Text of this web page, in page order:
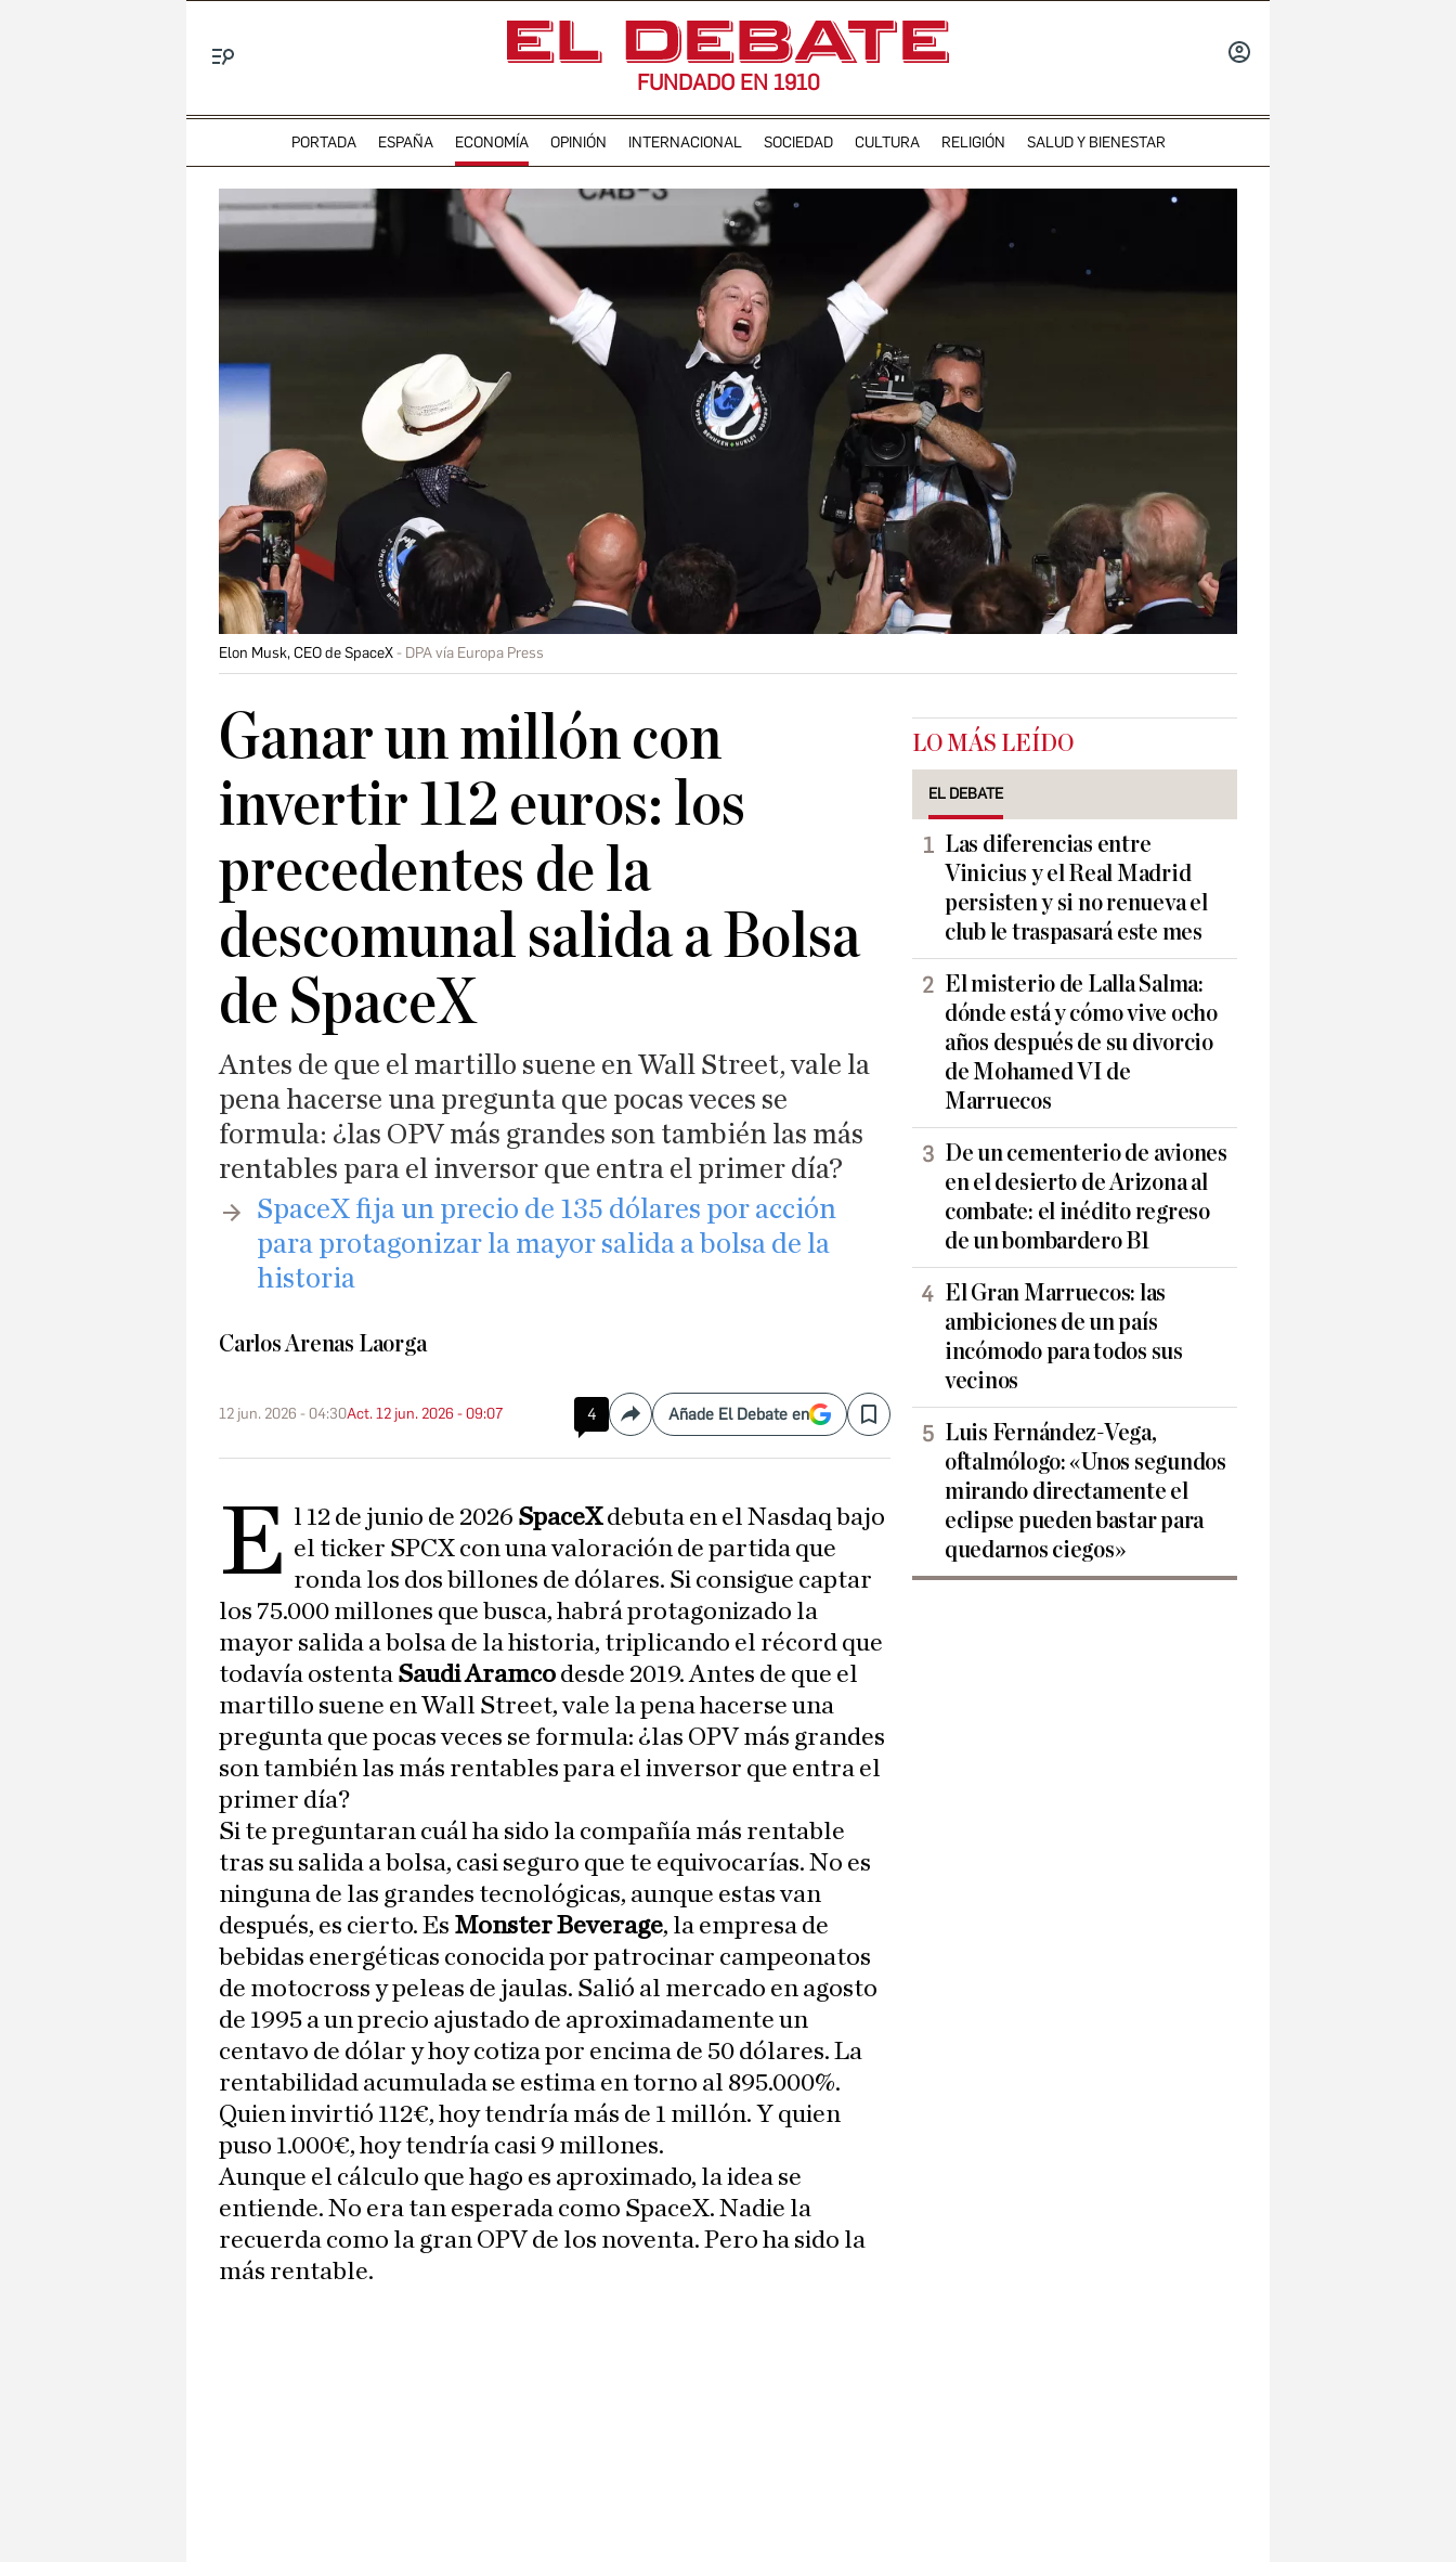
FUNDADO EN 1910
PORTADA ESPAÑA ECONOMÍA OPINIÓN INTERNACIONAL SOCIEDAD CULTURA RELIGIÓN SALUD Y BIENESTAR
Elon Musk, CEO de SpaceX DPA vía Europa Press
Ganar un millón con
invertir 112 euros: los
precedentes de la
descomunal salida a Bolsa
de SpaceX
Antes de que el martillo suene en Wall Street, vale la
pena hacerse una pregunta que pocas veces se
formula: ¿las OPV más grandes son también las más
rentables para el inversor que entra el primer día?
​SpaceX fija un precio de 135 dólares por acción
para protagonizar la mayor salida a bolsa de la
historia
Carlos Arenas Laorga
12 jun. 2026 - 04:30Act. 12 jun. 2026 - 09:07 4 CompartirAñade El Debate en Save
E l 12 de junio de 2026 SpaceXdebuta en el Nasdaq bajo
el ticker SPCX con una valoración de partida que
ronda los dos billones de dólares. Si consigue captar
los 75.000 millones que busca, habrá protagonizado la
mayor salida a bolsa de la historia, triplicando el récord que
todavía ostenta Saudi Aramco desde 2019. Antes de que el
martillo suene en Wall Street, vale la pena hacerse una
pregunta que pocas veces se formula: ¿las OPV más grandes
son también las más rentables para el inversor que entra el
primer día?
Si te preguntaran cuál ha sido la compañía más rentable
tras su salida a bolsa, casi seguro que te equivocarías. No es
ninguna de las grandes tecnológicas, aunque estas van
después, es cierto. Es Monster Beverage, la empresa de
bebidas energéticas conocida por patrocinar campeonatos
de motocross y peleas de jaulas. Salió al mercado en agosto
de 1995 a un precio ajustado de aproximadamente un
centavo de dólar y hoy cotiza por encima de 50 dólares. La
rentabilidad acumulada se estima en torno al 895.000%.
Quien invirtió 112€, hoy tendría más de 1 millón. Y quien
puso 1.000€, hoy tendría casi 9 millones.
Aunque el cálculo que hago es aproximado, la idea se
entiende. No era tan esperada como SpaceX. Nadie la
recuerda como la gran OPV de los noventa. Pero ha sido la
más rentable.
LO MÁS LEÍDO
EL DEBATE
Las diferencias entre
Vinicius y el Real Madrid
persisten y si no renueva el
club le traspasará este mes
El misterio de Lalla Salma:
dónde está y cómo vive ocho
años después de su divorcio
de Mohamed VI de
Marruecos
De un cementerio de aviones
en el desierto de Arizona al
combate: el inédito regreso
de un bombardero B1
El Gran Marruecos: las
ambiciones de un país
incómodo para todos sus
vecinos
Luis Fernández-Vega,
oftalmólogo: «Unos segundos
mirando directamente el
eclipse pueden bastar para
quedarnos ciegos»